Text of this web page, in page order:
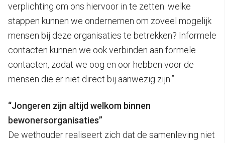
verplichting om ons hiervoor in te zetten: welke
stappen kunnen we ondernemen om zoveel mogelijk
mensen bij deze organisaties te betrekken? Informele
contacten kunnen we ook verbinden aan formele
contacten, zodat we oog en oor hebben voor de
mensen die er niet direct bij aanwezig zijn.”
“Jongeren zijn altijd welkom binnen
bewonersorganisaties”
De wethouder realiseert zich dat de samenleving niet